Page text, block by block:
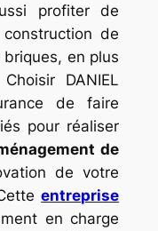
profiter de
de
en plus
DANIEL
de faire
pour réaliser
de
de votre
entreprise
en charge